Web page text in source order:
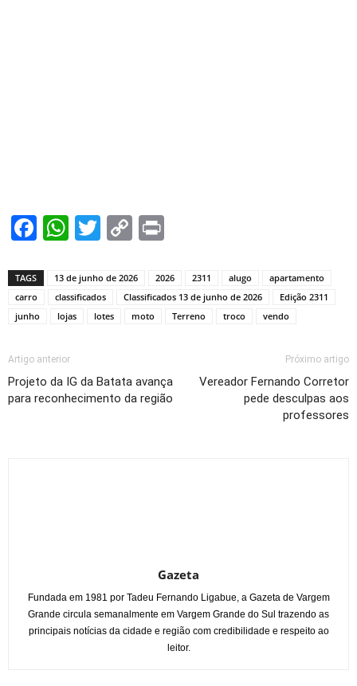
Facebook
WhatsApp
TwitterCopy
TAGS 13 de junho de 2026 2026 2311 alugo
apartamento
carro
classificados Classificados 13 de junho de 2026
Edição 2311
junho
lojas lotes moto Terreno troco vendo
Artigo anterior
Projeto da IG da Batata avança
para reconhecimento da região
Próximo artigo
Vereador Fernando Corretor
pede desculpas aos
professores
Gazeta
Fundada em 1981 por Tadeu Fernando Ligabue, a Gazeta de Vargem
Grande circula semanalmente em Vargem Grande do Sul trazendo as
principais notícias da cidade e região com credibilidade e respeito ao
leitor.